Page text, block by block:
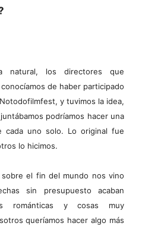
natural, los directores que
de haber participado
y tuvimos la idea,
podríamos hacer una
cada uno solo. Lo original fue
lo hicimos.
el fin del mundo nos vino
sin presupuesto acaban
románticas y cosas muy
queríamos hacer algo más